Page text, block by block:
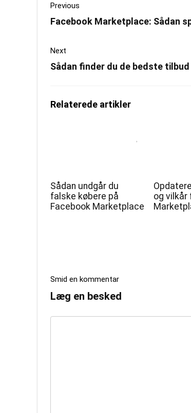
Previous
Facebook Marketplace: Sådan
Next
Sådan finder du de bedste
Relaterede artikler
Sådan undgår du
falske købere på
Facebook Marketplace
og vilkår
Smid en kommentar
Læg en besked